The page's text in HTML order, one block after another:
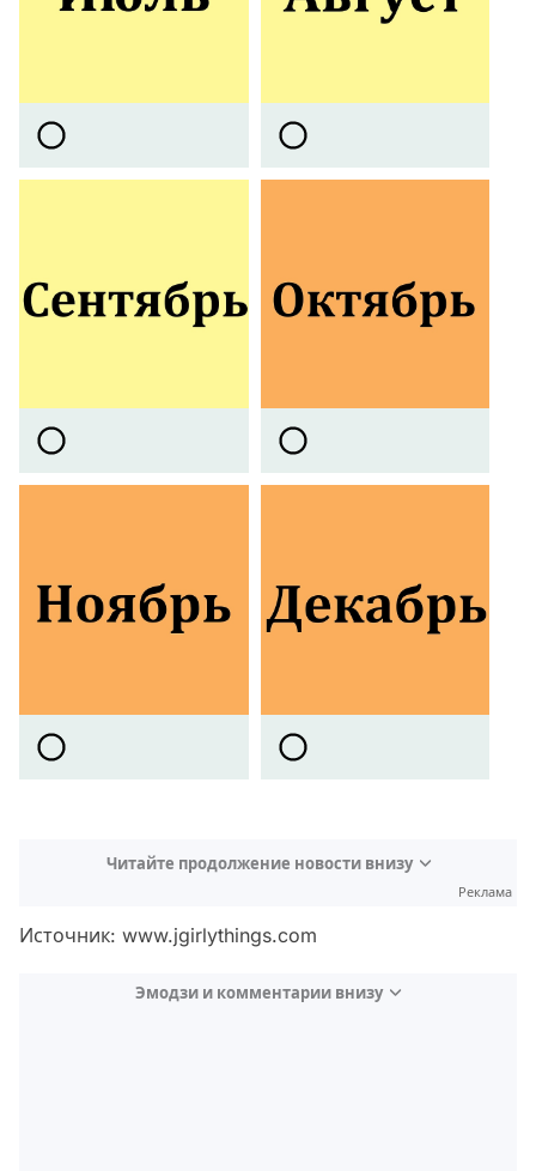
Читайте продолжение новости внизу
Реклама
Источник: www.jgirlythings.com
Эмодзи и комментарии внизу